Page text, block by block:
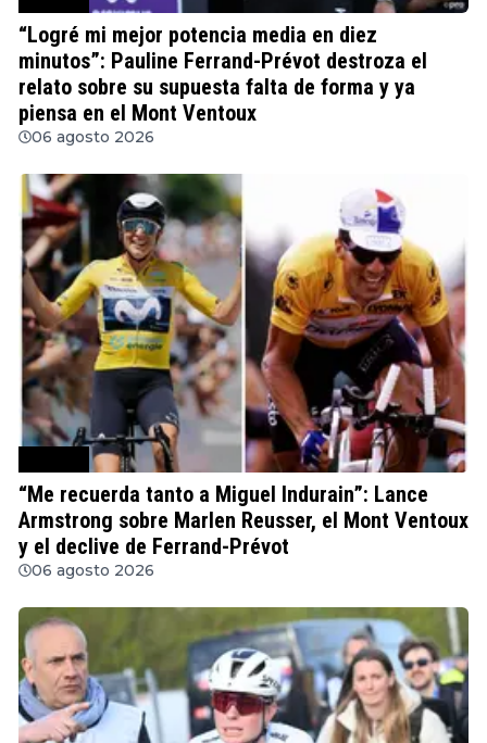
“Logré mi mejor potencia media en diez
minutos”: Pauline Ferrand-Prévot destroza el
relato sobre su supuesta falta de forma y ya
piensa en el Mont Ventoux
06 agosto 2026
“Me recuerda tanto a Miguel Indurain”: Lance
Armstrong sobre Marlen Reusser, el Mont Ventoux
y el declive de Ferrand-Prévot
06 agosto 2026